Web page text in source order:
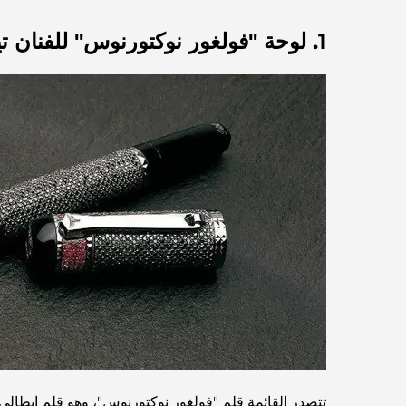
1. لوحة "فولغور نوكتورنوس" للفنان تيبالدي - 8 ملايين دولار.